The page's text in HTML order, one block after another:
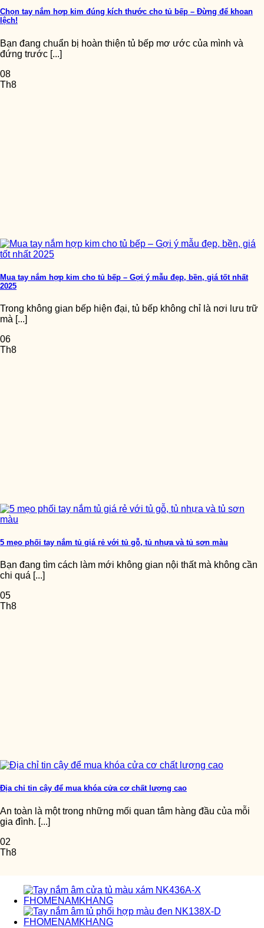
Chọn tay nắm hợp kim đúng kích thước cho tủ bếp – Đừng để khoan
lệch!
Bạn đang chuẩn bị hoàn thiện tủ bếp mơ ước của mình và
đứng trước [...]
08
Th8
Mua tay nắm hợp kim cho tủ bếp – Gợi ý mẫu đẹp, bền, giá tốt nhất
2025
Trong không gian bếp hiện đại, tủ bếp không chỉ là nơi lưu trữ
mà [...]
06
Th8
5 mẹo phối tay nắm tủ giá rẻ với tủ gỗ, tủ nhựa và tủ sơn màu
Bạn đang tìm cách làm mới không gian nội thất mà không cần
chi quá [...]
05
Th8
Địa chỉ tin cậy để mua khóa cửa cơ chất lượng cao
An toàn là một trong những mối quan tâm hàng đầu của mỗi
gia đình. [...]
02
Th8